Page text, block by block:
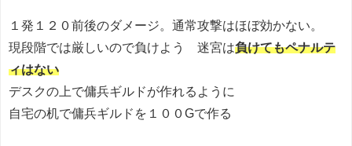
１発１２０前後のダメージ。通常攻撃はほぼ効かない。
現段階では厳しいので負けよう 迷宮は負けてもペナルテ
ィはない
デスクの上で傭兵ギルドが作れるように
自宅の机で傭兵ギルドを１００Gで作る